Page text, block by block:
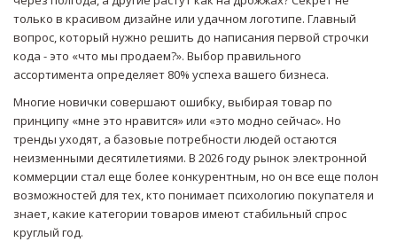
только в красивом дизайне или удачном логотипе. Главный
вопрос, который нужно решить до написания первой строчки
кода - это «что мы продаем?». Выбор правильного
ассортимента определяет 80% успеха вашего бизнеса.
Многие новички совершают ошибку, выбирая товар по
принципу «мне это нравится» или «это модно сейчас». Но
тренды уходят, а базовые потребности людей остаются
неизменными десятилетиями. В 2026 году рынок электронной
коммерции стал еще более конкурентным, но он все еще полон
возможностей для тех, кто понимает психологию покупателя и
знает, какие категории товаров имеют стабильный спрос
круглый год.